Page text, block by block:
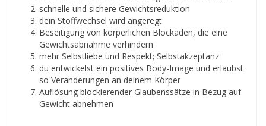
schnelle und sichere Gewichtsreduktion
dein Stoffwechsel wird angeregt
Beseitigung von körperlichen Blockaden, die eine
Gewichtsabnahme verhindern
mehr Selbstliebe und Respekt; Selbstakzeptanz
du entwickelst ein positives Body-Image und erlaubst
so Veränderungen an deinem Körper
Auflösung blockierender Glaubenssätze in Bezug auf
Gewicht abnehmen